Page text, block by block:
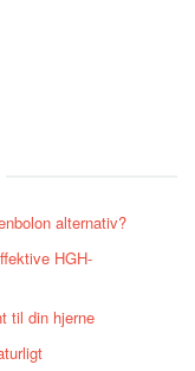
alternativ?
HGH-
til din hjerne